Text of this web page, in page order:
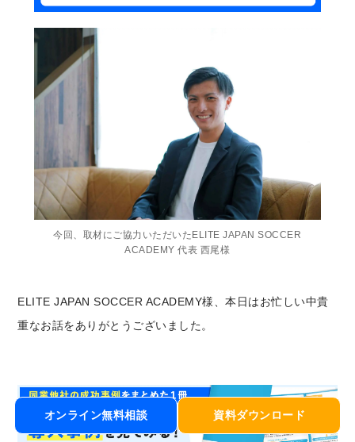
オンライン無料相談 資料ダウンロード
今回、取材にご協力いただいたELITE JAPAN SOCCER
ACADEMY 代表 西尾様
ELITE JAPAN SOCCER ACADEMY様、本日はお忙しい中貴
重なお話をありがとうございました。